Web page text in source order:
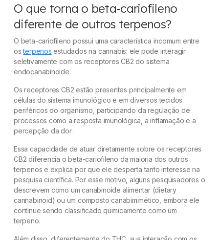
O que torna o beta-cariofileno
diferente de outros terpenos?
O beta-cariofileno possui uma característica incomum entre
osterpenos estudados na cannabis: ele pode interagir
seletivamente com os receptores CB2 do sistema
endocanabinoide.
Os receptores CB2 estão presentes principalmente em
células do sistema imunológico e em diversos tecidos
periféricos do organismo, participando da regulação de
processos como a resposta imunológica, a inflamação e a
percepção da dor.
Essa capacidade de atuar diretamente sobre os receptores
CB2 diferencia o beta-cariofileno da maioria dos outros
terpenos e explica por que ele desperta tanto interesse na
pesquisa científica. Por esse motivo, alguns pesquisadores o
descrevem como um canabinoide alimentar (dietary
cannabinoid) ou um composto canabimimético, embora ele
continue sendo classificado quimicamente como um
terpeno.